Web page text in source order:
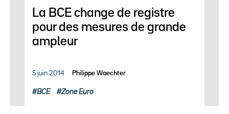
La BCE change de registre
pour des mesures de grande
ampleur
5 juin 2014 Philippe Waechter
BCE Zone Euro